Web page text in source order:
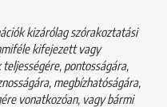
kizárólag szórakoztatási
kifejezett vagy
pontosságára,
megbízhatóságára,
vonatkozóan, vagy bármi